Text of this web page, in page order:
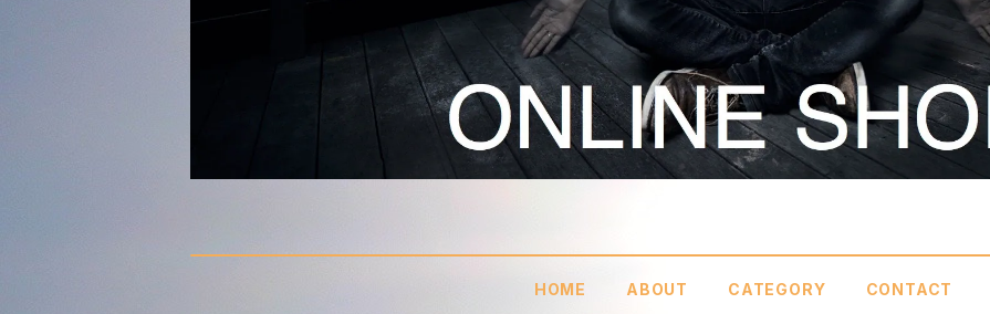
HOME ABOUT CATEGORY CONTACT